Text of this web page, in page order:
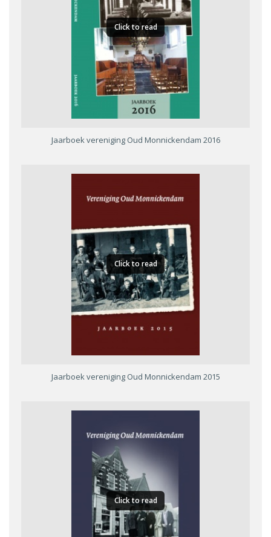
Click to read
Jaarboek vereniging Oud Monnickendam 2016
Click to read
Jaarboek vereniging Oud Monnickendam 2015
Click to read